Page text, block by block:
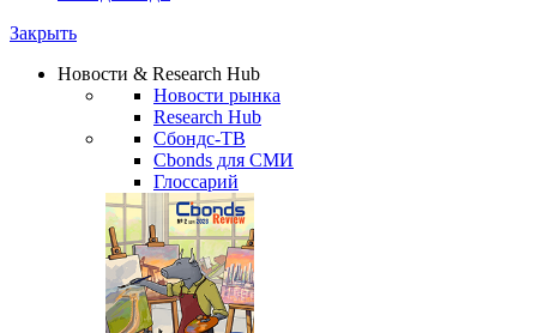
Watchlist
Сбондс Люди
Новости & Research Hub
Новости рынка
Research Hub
Сбондс-ТВ
Cbonds для СМИ
Глоссарий